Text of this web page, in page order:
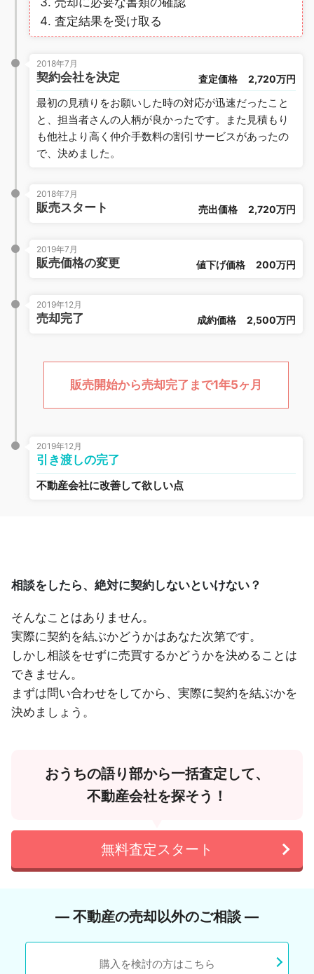
査定結果を受け取る
2018年7月
契約会社を決定 査定価格 2,720万円
最初の見積りをお願いした時の対応が迅速だったこと
と、担当者さんの人柄が良かったです。また見積もり
も他社より高く仲介手数料の割引サービスがあったの
で、決めました。
2018年7月
販売スタート 売出価格 2,720万円
2019年7月
販売価格の変更 値下げ価格 200万円
2019年12月
売却完了 成約価格 2,500万円
販売開始から売却完了まで1年5ヶ月
2019年12月
引き渡しの完了
不動産会社に改善して欲しい点
相談をしたら、絶対に契約しないといけない？
そんなことはありません。
実際に契約を結ぶかどうかはあなた次第です。
しかし相談をせずに売買するかどうかを決めることは
できません。
まずは問い合わせをしてから、実際に契約を結ぶかを
決めましょう。
おうちの語り部から一括査定して、
不動産会社を探そう！
無料査定スタート
― 不動産の売却以外のご相談 ―
購入を検討の方はこちら